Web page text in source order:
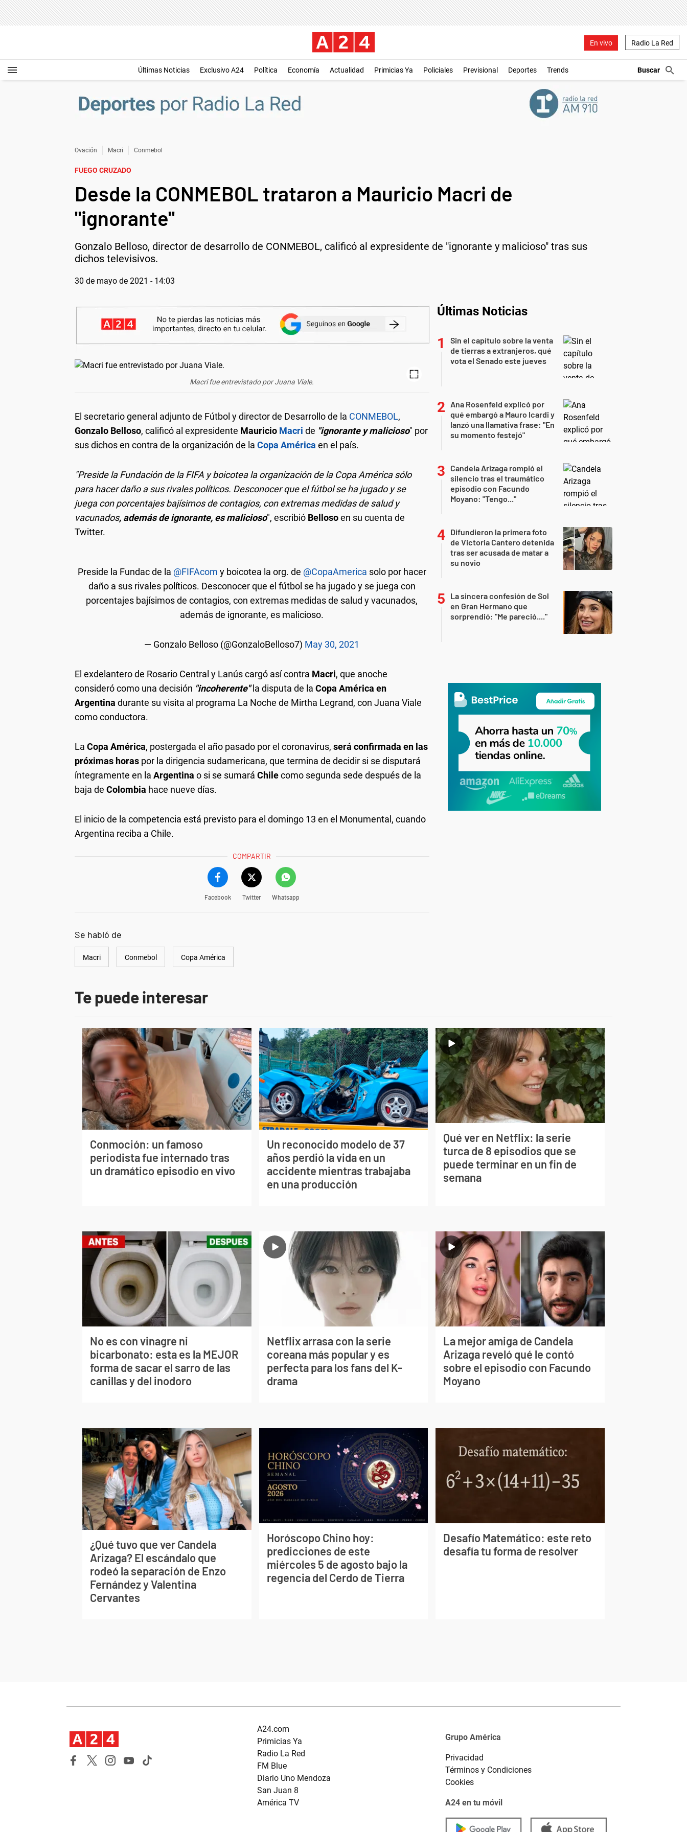
En vivo Radio La Red
Últimas Noticias Exclusivo A24 Política Economía Actualidad Primicias Ya Policiales Previsional Deportes Trends
Ovación Macri Conmebol
FUEGO CRUZADO
Desde la CONMEBOL trataron a Mauricio Macri de
"ignorante"
Gonzalo Belloso, director de desarrollo de CONMEBOL, calificó al expresidente de "ignorante y malicioso" tras sus
dichos televisivos.
30 de mayo de 2021 - 14:03
Macri fue entrevistado por Juana Viale.
El secretario general adjunto de Fútbol y director de Desarrollo de la CONMEBOL,
Gonzalo Belloso, calificó al expresidente Mauricio Macri de "ignorante y malicioso" por
sus dichos en contra de la organización de la Copa América en el país.
"Preside la Fundación de la FIFA y boicotea la organización de la Copa América sólo
para hacer daño a sus rivales políticos. Desconocer que el fútbol se ha jugado y se
juega con porcentajes bajísimos de contagios, con extremas medidas de salud y
vacunados, además de ignorante, es malicioso", escribió Bellosoen su cuenta de
Twitter.
Preside la Fundac de la @FIFAcom y boicotea la org. de @CopaAmerica solo por hacer
daño a sus rivales políticos. Desconocer que el fútbol se ha jugado y se juega con
porcentajes bajísimos de contagios, con extremas medidas de salud y vacunados,
además de ignorante, es malicioso.
— Gonzalo Belloso (@GonzaloBelloso7) May 30, 2021
El exdelantero de Rosario Central y Lanús cargó así contra Macri, que anoche
consideró como una decisión "incoherente"la disputa de la Copa América en
Argentina durante su visita al programa La Noche de Mirtha Legrand, con Juana Viale
como conductora.
La Copa América, postergada el año pasado por el coronavirus, será confirmada en las
próximas horas por la dirigencia sudamericana, que termina de decidir si se disputará
íntegramente en la Argentina o si se sumará Chilecomo segunda sede después de la
baja de Colombia hace nueve días.
El inicio de la competencia está previsto para el domingo 13 en el Monumental, cuando
Argentina reciba a Chile.
COMPARTIR
Facebook Twitter Whatsapp
Se habló de
Macri Conmebol Copa América
Últimas Noticias
Sin el capítulo sobre la venta
de tierras a extranjeros, qué
vota el Senado este jueves
Ana Rosenfeld explicó por
qué embargó a Mauro Icardi y
lanzó una llamativa frase: "En
su momento festejó"
Candela Arizaga rompió el
silencio tras el traumático
episodio con Facundo
Moyano: "Tengo..."
Difundieron la primera foto
de Victoria Cantero detenida
tras ser acusada de matar a
su novio
La sincera confesión de Sol
en Gran Hermano que
sorprendió: "Me pareció...."
Te puede interesar
Conmoción: un famoso
periodista fue internado tras
un dramático episodio en vivo
Un reconocido modelo de 37
años perdió la vida en un
accidente mientras trabajaba
en una producción
Qué ver en Netflix: la serie
turca de 8 episodios que se
puede terminar en un fin de
semana
No es con vinagre ni
bicarbonato: esta es la MEJOR
forma de sacar el sarro de las
canillas y del inodoro
Netflix arrasa con la serie
coreana más popular y es
perfecta para los fans del K-
drama
La mejor amiga de Candela
Arizaga reveló qué le contó
sobre el episodio con Facundo
Moyano
¿Qué tuvo que ver Candela
Arizaga? El escándalo que
rodeó la separación de Enzo
Fernández y Valentina
Cervantes
Horóscopo Chino hoy:
predicciones de este
miércoles 5 de agosto bajo la
regencia del Cerdo de Tierra
Desafío Matemático: este reto
desafía tu forma de resolver
A24.com
Primicias Ya
Radio La Red
FM Blue
Diario Uno Mendoza
San Juan 8
América TV
Grupo América
Privacidad
Términos y Condiciones
Cookies
A24 en tu móvil